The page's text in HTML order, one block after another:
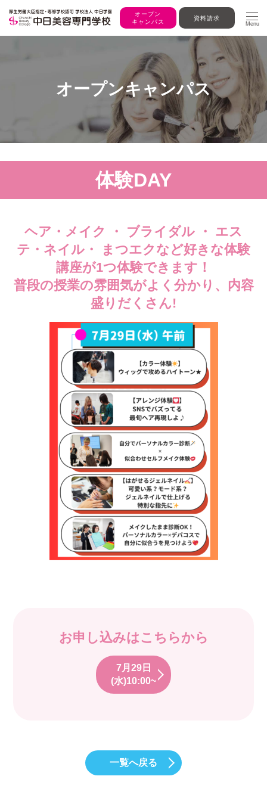
オープン
キャンパス
資料請求
Menu
オープンキャンパス
体験DAY
ヘア・メイク ・ ブライダル ・ エス
テ・ネイル・ まつエクなど好きな体験
講座が1つ体験できます！
普段の授業の雰囲気がよく分かり、内容
盛りだくさん!
お申し込みはこちらから
7月29日
(水)10:00~
一覧へ戻る